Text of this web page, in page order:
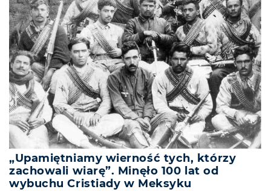
„Upamiętniamy wierność tych, którzy
zachowali wiarę”. Minęło 100 lat od
wybuchu Cristiady w Meksyku